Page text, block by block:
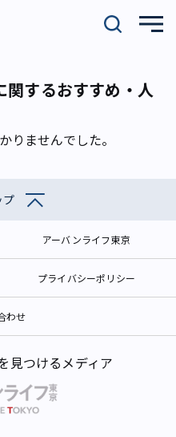
関するおすすめ・人
りませんでした。
プ
アーバンライフ東京
プライバシーポリシー
わせ
見つけるメディア